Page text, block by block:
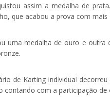
assim a medalha de
que acabou a prova com
uma medalha de ouro e
de Karting individual
contando com a participação de